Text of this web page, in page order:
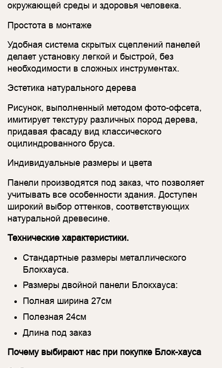
окружающей среды и здоровья человека.
Простота в монтаже
Удобная система скрытых сцеплений панелей
делает установку легкой и быстрой, без
необходимости в сложных инструментах.
Эстетика натурального дерева
Рисунок, выполненный методом фото-офсета,
имитирует текстуру различных пород дерева,
придавая фасаду вид классического
оцилиндрованного бруса.
Индивидуальные размеры и цвета
Панели производятся под заказ, что позволяет
учитывать все особенности здания. Доступен
широкий выбор оттенков, соответствующих
натуральной древесине.
Технические характеристики.
Стандартные размеры металлического
Блокхауса.
Размеры двойной панели Блокхауса:
Полная ширина 27см
Полезная 24см
Длина под заказ
Почему выбирают нас при покупке Блок-хауса